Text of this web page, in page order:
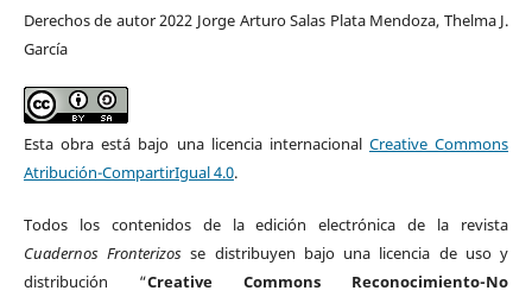
Derechos de autor 2022 Jorge Arturo Salas Plata Mendoza, Thelma J.
García
Esta obra está bajo una licencia internacional Creative Commons
Atribución-CompartirIgual 4.0.
Todos los contenidos de la edición electrónica de la revista
Cuadernos Fronterizos se distribuyen bajo una licencia de uso y
distribución “Creative Commons Reconocimiento-No